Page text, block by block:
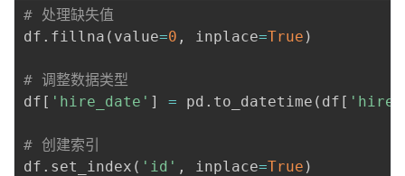
# 处理缺失值
df . fillna ( value=0 , inplace=True )
# 调整数据类型
df [ 'hire_date' ] = pd . to_datetime ( df [
# 创建索引
df . set_index ( 'id' , inplace=True )